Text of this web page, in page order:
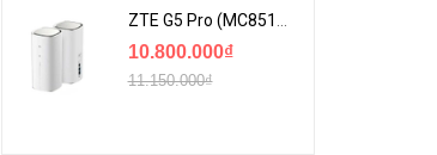
ZTE G5 Pro (MC8512) | Router 5G WiFi7 Be7200 Hỗ Trợ Băng Tần 6Ghz Cực Mạnh
10.800.000₫
11.150.000₫